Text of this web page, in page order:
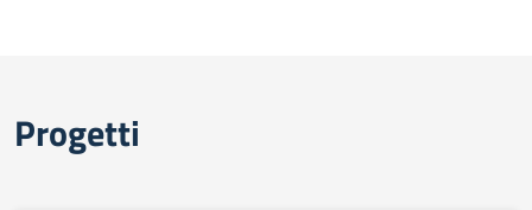
Progetti